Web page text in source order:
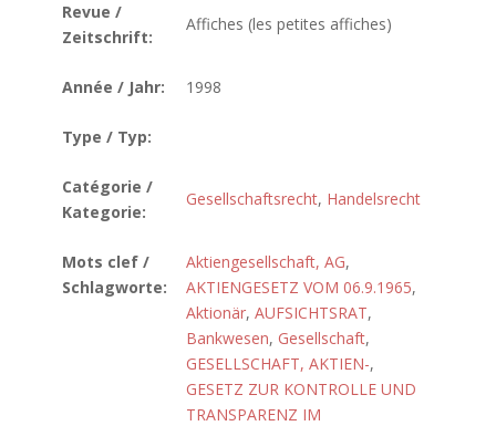
Revue /
Zeitschrift:
Affiches (les petites affiches)
Année / Jahr: 1998
Type / Typ:
Catégorie /
Kategorie:
Gesellschaftsrecht, Handelsrecht
Mots clef /
Schlagworte:
Aktiengesellschaft, AG,
AKTIENGESETZ VOM 06.9.1965,
Aktionär, AUFSICHTSRAT,
Bankwesen, Gesellschaft,
GESELLSCHAFT, AKTIEN-,
GESETZ ZUR KONTROLLE UND
TRANSPARENZ IM